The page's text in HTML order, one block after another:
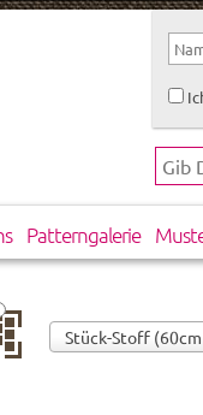
Patterngalerie